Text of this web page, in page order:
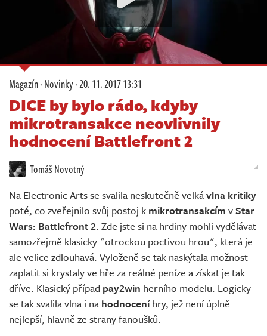
Komunita
Redakce
Živě
Magazín·Novinky·20. 11. 2017 13:31
DICE by bylo rádo, kdyby
mikrotransakce neovlivnily
hodnocení Battlefront 2
Tomáš Novotný
Na Electronic Arts se svalila neskutečně velkávlna kritiky
poté, co zveřejnilo svůj postoj k mikrotransakcím vStar
Wars: Battlefront 2. Zde jste si na hrdiny mohli vydělávat
samozřejmě klasicky "otrockou poctivou hrou", která je
ale velice zdlouhavá. Vyloženě se tak naskýtala možnost
zaplatit si krystaly ve hře za reálné peníze a získat je tak
dříve. Klasický případ pay2win herního modelu. Logicky
se tak svalila vlna i na hodnoceníhry, jež není úplně
nejlepší, hlavně ze strany fanoušků.